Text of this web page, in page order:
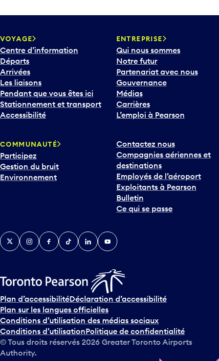
VOYAGE
Centre d’information
Départs
Arrivées
Les liaisons
Pendant que vous êtes ici
Stationnement et transport
Accessibilité
ENTREPRISE
Qui nous sommes
Notre futur
Partenariat avec nous
Gouvernance
Médias
Carrières
L’emploi à Pearson
COMMUNAUTÉ
Participez
Gestion du bruit
Environnement
Contactez nous
Compagnies aériennes et
destinations
Employés de l’aéroport
Exploitants à Pearson
Bulletin
Ce qui se passe
TwitterInstagramFacebook
TikTokLinkedInYouTube
Plan d’accessibilitéDéclaration d’accessibilité
Plan sur les langues officielles
Conditions d’utilisation des médias sociaux
Conditions d’utilisationPolitique de confidentialité
© Tous droits réservés 2026 Greater Toronto Airports
Authority.